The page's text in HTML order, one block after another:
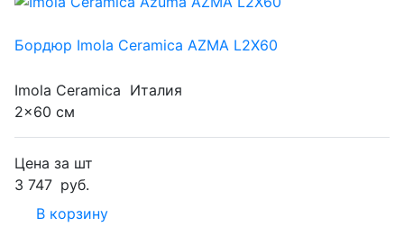
Бордюр Imola Ceramica AZMA L2X60
Imola Ceramica Италия
2x60 см
Цена за шт
3 747 руб.
В корзину